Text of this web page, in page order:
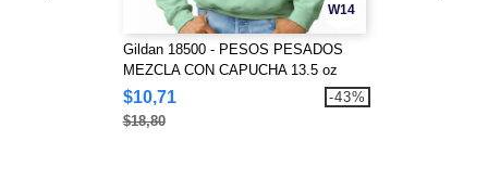
W14
Gildan 18500 - PESOS PESADOS
MEZCLA CON CAPUCHA 13.5 oz
$10,71
$18,80
-43%